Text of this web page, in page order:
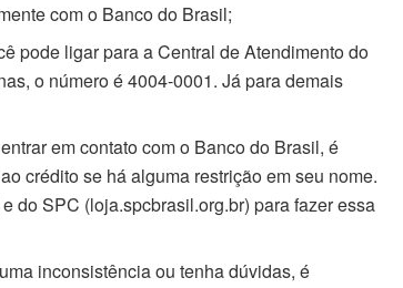
com o Banco do Brasil;
pode ligar para a Central de Atendimento do
o número é 4004-0001. Já para demais
em contato com o Banco do Brasil, é
crédito se há alguma restrição em seu nome.
do SPC (loja.spcbrasil.org.br) para fazer essa
inconsistência ou tenha dúvidas, é